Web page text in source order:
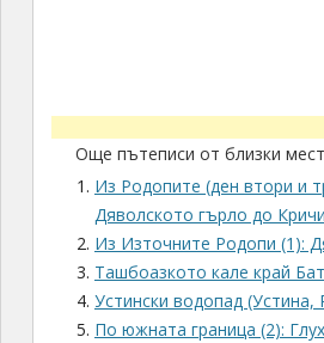
Още пътеписи от близки
Из Родопите (ден втори и
Дяволското гърло до
Из Източните Родопи (1):
Ташбоазкото кале край
Устински водопад (Устина,
По южната граница (2):